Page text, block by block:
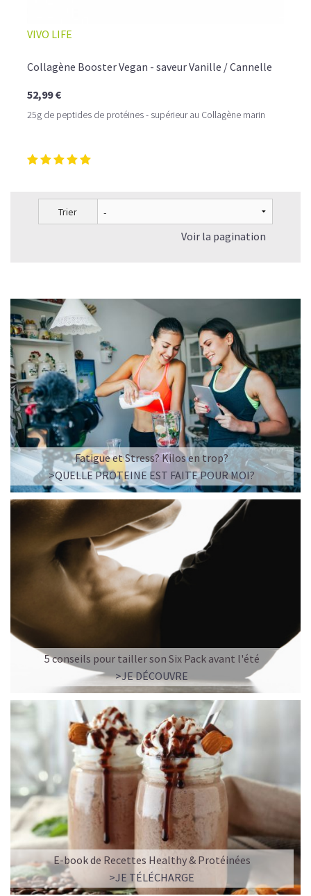
VIVO LIFE
Collagène Booster Vegan - saveur Vanille / Cannelle
52,99 €
25g de peptides de protéines - supérieur au Collagène marin
Trier
Voir la pagination
Fatigue et Stress? Kilos en trop?
>QUELLE PROTEINE EST FAITE POUR MOI?
5 conseils pour tailler son Six Pack avant l'été
>JE DÉCOUVRE
E-book de Recettes Healthy & Protéinées
>JE TÉLÉCHARGE